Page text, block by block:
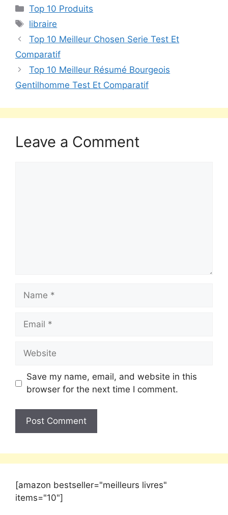
Top 10 Produits
libraire
Top 10 Meilleur Chosen Serie Test Et
Comparatif
Top 10 Meilleur Résumé Bourgeois
Gentilhomme Test Et Comparatif
Leave a Comment
Save my name, email, and website in this
browser for the next time I comment.
[amazon bestseller="meilleurs livres"
items="10"]